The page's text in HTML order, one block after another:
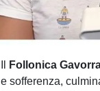
Follonica
e sofferenza,